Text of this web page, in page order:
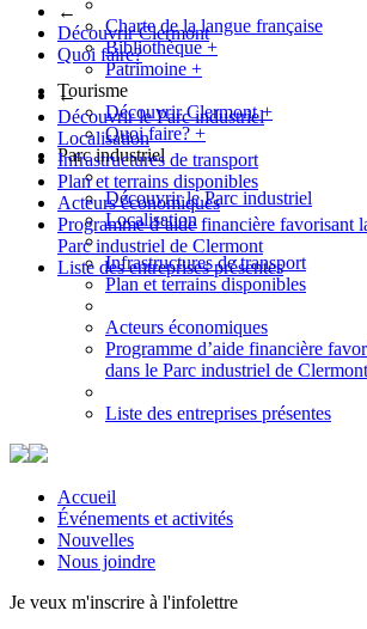
←
Découvrir Clermont
Quoi faire?
←
Découvrir le Parc industriel
Localisation
Infrastructures de transport
Plan et terrains disponibles
Acteurs économiques
Programme d’aide financière favorisant
Parc industriel de Clermont
Liste des entreprises présentes
Charte de la langue française
Bibliothèque+
Patrimoine +
Tourisme
Découvrir Clermont+
Quoi faire? +
Parc industriel
Découvrir le Parc industriel
Localisation
Infrastructures de transport
Plan et terrains disponibles
Acteurs économiques
Programme d’aide financière
dans le Parc industriel de Clermont
Liste des entreprises présentes
Accueil
Événements et activités
Nouvelles
Nous joindre
Je veux m'inscrire à l'infolettre